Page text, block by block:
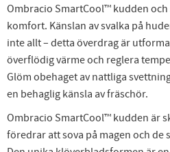
Ombracio SmartCool™ kudden
komfort. Känslan av svalka på
inte allt – detta överdrag är
överflödig värme och reglera
Glöm obehaget av nattliga
en behaglig känsla av fräschör.
Ombracio SmartCool™ kudden är
föredrar att sova på magen och de